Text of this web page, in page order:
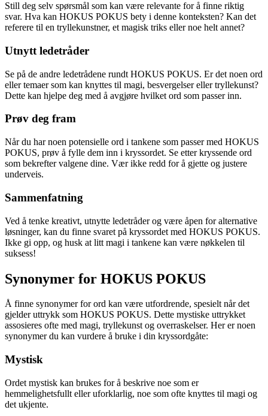
Still deg selv spørsmål som kan være relevante for å finne riktig
svar. Hva kan HOKUS POKUS bety i denne konteksten? Kan det
referere til en tryllekunstner, et magisk triks eller noe helt annet?
Utnytt ledetråder
Se på de andre ledetrådene rundt HOKUS POKUS. Er det noen ord
eller temaer som kan knyttes til magi, besvergelser eller tryllekunst?
Dette kan hjelpe deg med å avgjøre hvilket ord som passer inn.
Prøv deg fram
Når du har noen potensielle ord i tankene som passer med HOKUS
POKUS, prøv å fylle dem inn i kryssordet. Se etter kryssende ord
som bekrefter valgene dine. Vær ikke redd for å gjette og justere
underveis.
Sammenfatning
Ved å tenke kreativt, utnytte ledetråder og være åpen for alternative
løsninger, kan du finne svaret på kryssordet med HOKUS POKUS.
Ikke gi opp, og husk at litt magi i tankene kan være nøkkelen til
suksess!
Synonymer for HOKUS POKUS
Å finne synonymer for ord kan være utfordrende, spesielt når det
gjelder uttrykk som HOKUS POKUS. Dette mystiske uttrykket
assosieres ofte med magi, tryllekunst og overraskelser. Her er noen
synonymer du kan vurdere å bruke i din kryssordgåte:
Mystisk
Ordet mystisk kan brukes for å beskrive noe som er
hemmelighetsfullt eller uforklarlig, noe som ofte knyttes til magi og
det ukjente.